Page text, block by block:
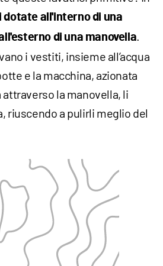
dotate all'interno di una
di una manovella.
i vestiti, insieme all’acqua
e la macchina, azionata
attraverso la manovella, li
riuscendo a pulirli meglio del